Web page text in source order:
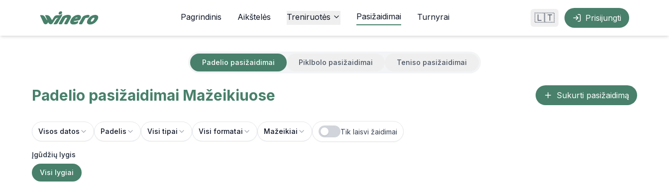
Pagrindinis Aikštelės Treniruotės Pasižaidimai Turnyrai 🇱🇹 Prisijungti
Padelio pasižaidimai Piklbolo pasižaidimai Teniso pasižaidimai
Padelio pasižaidimai Mažeikiuose Sukurti pasižaidimą
Visos datos Padelis Visi tipai Visi formatai Mažeikiai Tik laisvi žaidimai
Įgūdžių lygis
Visi lygiai